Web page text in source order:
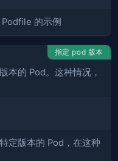
的示例
指定 pod 版本
本的 Pod。这种情况，
定版本的 Pod，在这种